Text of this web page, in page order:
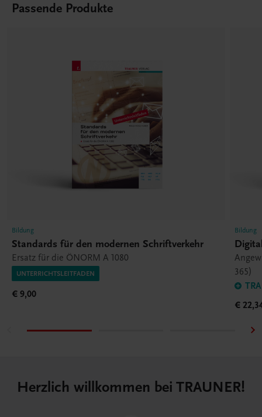
Passende Produkte
Bildung
Standards für den modernen Schriftverkehr
Ersatz für die ÖNORM A 1080
UNTERRICHTSLEITFADEN
€ 9,00
Bildung
365)
€
Herzlich willkommen bei TRAUNER!